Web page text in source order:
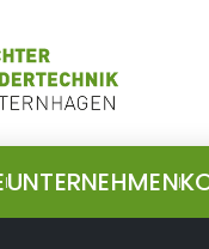
UNTERNEHMEN